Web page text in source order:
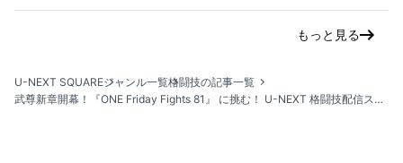
もっと見る
U-NEXT SQUAREジャンル一覧格闘技の記事一覧
武尊新章開幕！『ONE Friday Fights 81』 に挑む！ U-NEXT 格闘技配信スケジュール 【9月27日～10月3日】